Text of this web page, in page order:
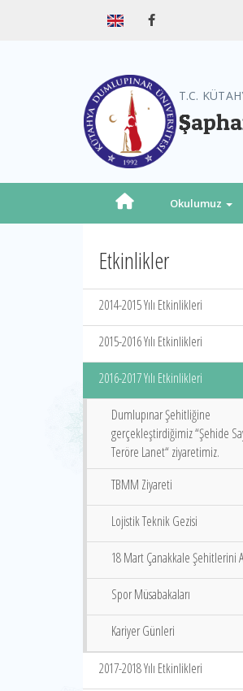
T.C.
Okulumuz
Etkinlikler
2014-2015 Yılı Etkinlikleri
2015-2016 Yılı Etkinlikleri
2016-2017 Yılı Etkinlikleri
Dumlupınar Şehitliğine
gerçekleştirdiğimiz “Şehide
Teröre Lanet“ ziyaretimiz.
TBMM Ziyareti
Lojistik Teknik Gezisi
18 Mart Çanakkale Şehitlerini
Spor Müsabakaları
Kariyer Günleri
2017-2018 Yılı Etkinlikleri